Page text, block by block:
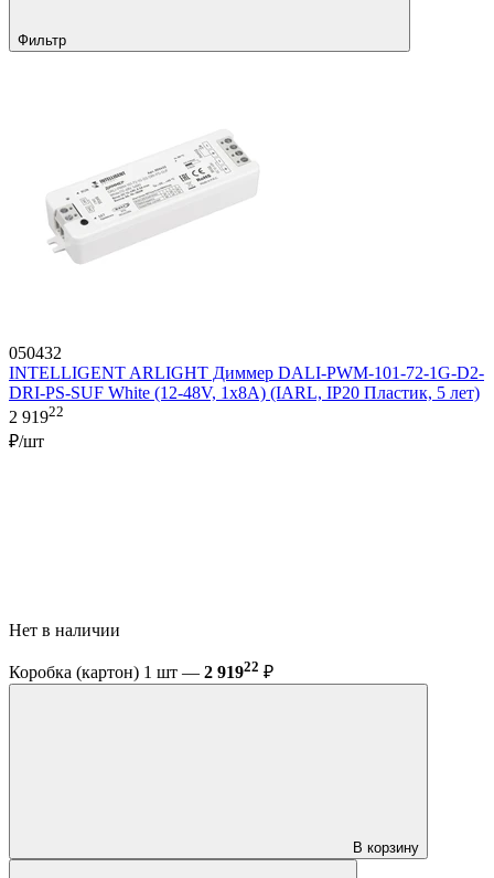
Фильтр
050432
INTELLIGENT ARLIGHT Диммер DALI-PWM-101-72-1G-D2-
DRI-PS-SUF White (12-48V, 1x8A) (IARL, IP20 Пластик, 5 лет)
2 91922
₽/шт
Нет в наличии
Коробка (картон) 1 шт — 2 91922 ₽
В корзину